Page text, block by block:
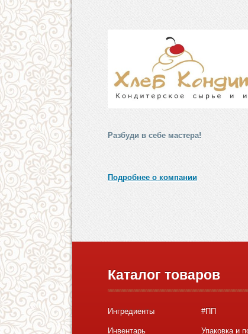
Разбуди в себе мастера!
Подробнее о компании
Каталог товаров
Ингредиенты #ПП
Инвентарь Упаковка и